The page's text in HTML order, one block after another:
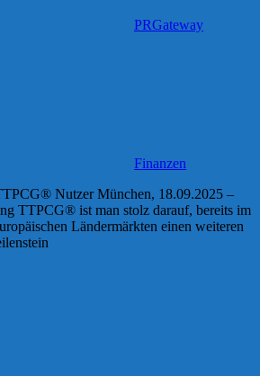
PRGateway
Finanzen
Nutzer München, 18.09.2025 –
TTPCG® ist man stolz darauf, bereits im
Ländermärkten einen weiteren